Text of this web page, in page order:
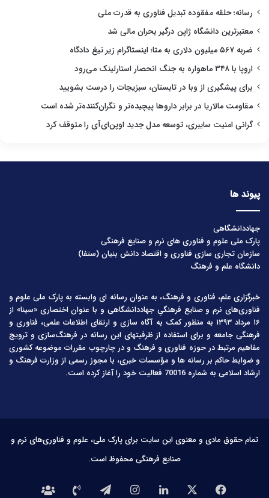
رسانه؛ حلقه مفقوده تبدیل فناوری به قدرت ملی
معتبرترین دانشگاه ژاپن درگیر بحران مالی شد
ضربه ۵۶۷ میلیون دلاری به متا؛ اینستاگرام زیر تیغ دادگاه
اروپا با ۳۴۸ ماهواره به جنگ انحصار استارلینک می‌رود
برای پیشگیری از وبا در تابستان، سبزیجات را درست بشویید
مقاومت مالاریا در برابر داروها پیچیده‌تر و نگران‌کننده‌تر شده است
گرانی امنیت سایبری، توسعه مدل جدید اوپن‌ای‌آی را متوقف کرد
پیوند ها
جهاددانشگاهی
پارک ملی علوم و فناوری های نرم و صنایع فرهنگی
سازمان تجاری سازی فناوری و اقتصاد دانش بنیان (ستفا)
دانشگاه علم و فرهنگ
خبرگزاری علم، فناوری و فرهنگ، به عنوان رسانه ای وابسته به پارک ملی علوم و
فناوری‌های نرم و صنایع فرهنگیِ جهاددانشگاهی و با عنوان اختصاری «سینا» از
۱۶ مرداد ۱۳۹۳ به منظور کمک به آگاه سازی و ارتقای اطلاعات علمی، فناوری و
فرهنگی جامعه و برای استفاده از ظرفیتهای این رسانه در فرهنگ‌سازی و ترویج
مفاهیم مرتبط در حوزه فناوری و فرهنگ و در چارچوب مقررات موضوعه کشوری
و ضوابط حاکم بر رسانه ها و مؤسسات خبری، با مجوز رسمی از وزارت فرهنگ و
ارشاد اسلامی به شماره 70016 فعالیت خود را آغاز کرده است.
تمام حقوق مادی و معنوی این سایت برای پارک ملی، علوم و فناوری‌های نرم و
صنایع فرهنگی محفوظ است.
فیس لینکدیناینستاگرامتلگرامتماس درباره